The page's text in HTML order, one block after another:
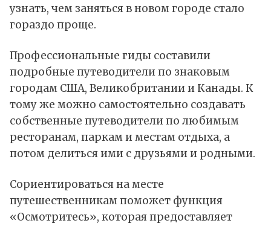
узнать, чем заняться в новом городе стало
гораздо проще.
Профессиональные гиды составили
подробные путеводители по знаковым
городам США, Великобритании и Канады. К
тому же можно самостоятельно создавать
собственные путеводители по любимым
ресторанам, паркам и местам отдыха, а
потом делиться ими с друзьями и родными.
Сориентироваться на месте
путешественникам поможет функция
«Осмотритесь», которая предоставляет